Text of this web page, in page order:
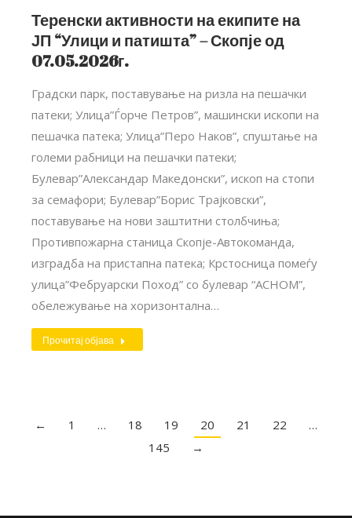
Теренски активности на екипите на
ЈП “Улици и патишта” – Скопје од
07.05.2026г.
Градски парк, поставување на ризла на пешачки
патеки; Улица”Ѓорче Петров”, машински ископи на
пешачка патека; Улица”Перо Наков”, спуштање на
големи рабници на пешачки патеки;
Булевар”Александар Македонски”, ископ на стопи
за семафори; Булевар”Борис Трајковски”,
поставување на нови заштитни столбчиња;
Противпожарна станица Скопје-Автокоманда,
изградба на пристапна патека; Крстосница помеѓу
улица”Фебруарски Поход” со булевар “АСНОМ”,
обележување на хоризонтална…
Прочитај објава
← 1 … 18 19 20 21 22
…
145
→